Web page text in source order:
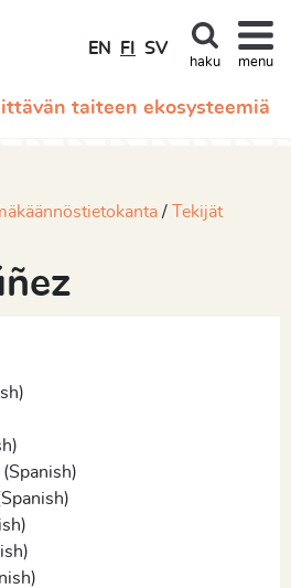
taiteen ekosysteemiä
EN FI SV
haku menu
Tekijät
(Spanish)